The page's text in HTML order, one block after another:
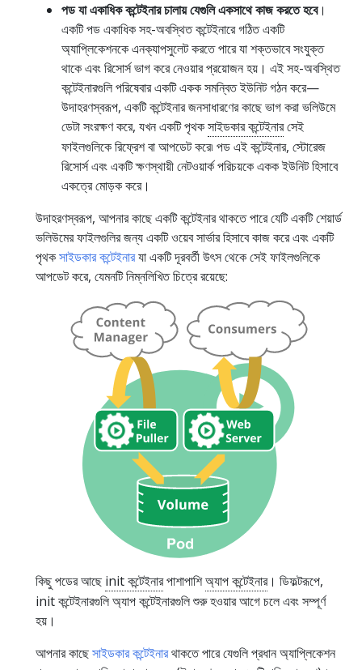
পড যা একাধিক কন্টেইনার চালায় যেগুলি একসাথে কাজ করতে হবে।
একটি পড একাধিক সহ-অবস্থিত কন্টেইনারে গঠিত একটি
অ্যাপ্লিকেশনকে এনক্যাপসুলেট করতে পারে যা শক্তভাবে সংযুক্ত
থাকে এবং রিসোর্স ভাগ করে নেওয়ার প্রয়োজন হয়। এই সহ-অবস্থিত
কন্টেইনারগুলি পরিষেবার একটি একক সমন্বিত ইউনিট গঠন করে—
উদাহরণস্বরূপ, একটি কন্টেইনার জনসাধারণের কাছে ভাগ করা ভলিউমে
ডেটা সংরক্ষণ করে, যখন একটি পৃথকসাইডকার কন্টেইনারসেই
ফাইলগুলিকে রিফ্রেশ বা আপডেট করে৷ পড এই কন্টেইনার, স্টোরেজ
রিসোর্স এবং একটি ক্ষণস্থায়ী নেটওয়ার্ক পরিচয়কে একক ইউনিট হিসাবে
একত্রে মোড়ক করে।
উদাহরণস্বরূপ, আপনার কাছে একটি কন্টেইনার থাকতে পারে যেটি একটি শেয়ার্ড
ভলিউমের ফাইলগুলির জন্য একটি ওয়েব সার্ভার হিসাবে কাজ করে এবং একটি
পৃথকসাইডকার কন্টেইনারযা একটি দূরবর্তী উৎস থেকে সেই ফাইলগুলিকে
আপডেট করে, যেমনটি নিম্নলিখিত চিত্রে রয়েছে:
কিছু পডের আছেinit কন্টেইনারপাশাপাশিঅ্যাপ কন্টেইনার। ডিফল্টরূপে,
init কন্টেইনারগুলি অ্যাপ কন্টেইনারগুলি শুরু হওয়ার আগে চলে এবং সম্পূর্ণ
হয়।
আপনার কাছেসাইডকার কন্টেইনারথাকতে পারে যেগুলি প্রধান অ্যাপ্লিকেশন